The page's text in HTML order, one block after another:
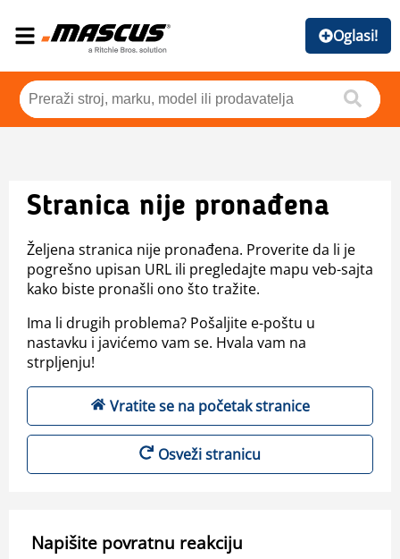
Oglasi!
Stranica nije pronađena
Željena stranica nije pronađena. Proverite da li je
pogrešno upisan URL ili pregledajte mapu veb-sajta
kako biste pronašli ono što tražite.
Ima li drugih problema? Pošaljite e-poštu u
nastavku i javićemo vam se. Hvala vam na
strpljenju!
Vratite se na početak stranice
Osveži stranicu
Napišite povratnu reakciju